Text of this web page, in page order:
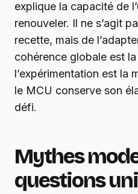
explique la capacité de
renouveler. Il ne s’agit
recette, mais de
cohérence globale est
l’expérimentation est la
le MCU conserve son
défi.
Mythes
questions